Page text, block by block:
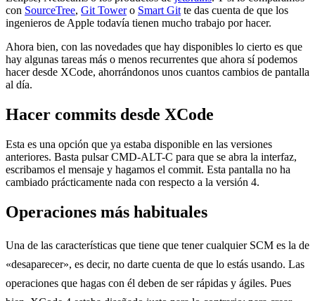
con SourceTree, Git Towero Smart Git te das cuenta de que los
ingenieros de Apple todavía tienen mucho trabajo por hacer.
Ahora bien, con las novedades que hay disponibles lo cierto es que
hay algunas tareas más o menos recurrentes que ahora sí podemos
hacer desde XCode, ahorrándonos unos cuantos cambios de pantalla
al día.
Hacer commits desde XCode
Esta es una opción que ya estaba disponible en las versiones
anteriores. Basta pulsar CMD-ALT-C para que se abra la interfaz,
escribamos el mensaje y hagamos el commit. Esta pantalla no ha
cambiado prácticamente nada con respecto a la versión 4.
Operaciones más habituales
Una de las características que tiene que tener cualquier SCM es la de
«desaparecer», es decir, no darte cuenta de que lo estás usando. Las
operaciones que hagas con él deben de ser rápidas y ágiles. Pues